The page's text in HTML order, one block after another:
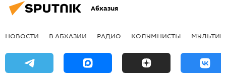
Абхазия
НОВОСТИ В АБХАЗИИ РАДИО КОЛУМНИСТЫ